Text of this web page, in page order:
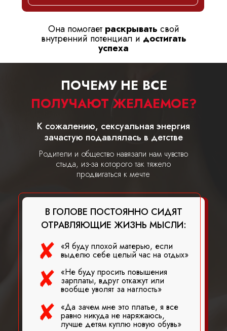
Она помогает раскрывать свой
внутренний потенциал и достигать
успеха
К сожалению, сексуальная энергия
зачастую подавлялась в детстве
ПОЧЕМУ НЕ ВСЕ
ПОЛУЧАЮТ ЖЕЛАЕМОЕ?
Родители и общество навязали нам чувство
стыда, из-за которого так тяжело
продвигаться к мечте
«Я буду плохой матерью, если
выделю себе целый час на отдых»
В ГОЛОВЕ ПОСТОЯННО СИДЯТ
ОТРАВЛЯЮЩИЕ ЖИЗНЬ МЫСЛИ:
«Не буду просить повышения
зарплаты, вдруг откажут или
вообще уволят за наглость»
«Да зачем мне это платье, я все
равно никуда не наряжаюсь,
лучше детям куплю новую обувь»